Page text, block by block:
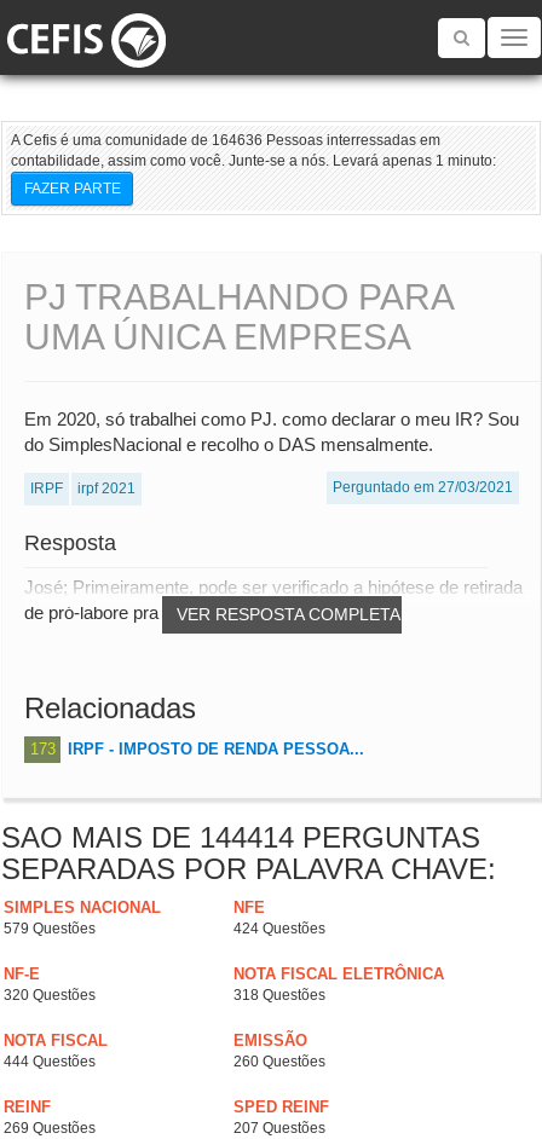
Toggle
A Cefis é uma comunidade de 164636 Pessoas interressadas em
contabilidade, assim como você. Junte-se a nós. Levará apenas 1 minuto:
FAZER PARTE
PJ TRABALHANDO PARA
UMA ÚNICA EMPRESA
Em 2020, só trabalhei como PJ. como declarar o meu IR? Sou
do SimplesNacional e recolho o DAS mensalmente.
IRPF irpf 2021 Perguntado em 27/03/2021
Resposta
VER RESPOSTA COMPLETA
José; Primeiramente, pode ser verificado a hipótese de retirada
de pró-labore pra você e também ve...
Relacionadas
173 IRPF - IMPOSTO DE RENDA PESSOA...
SAO MAIS DE 144414 PERGUNTAS
SEPARADAS POR PALAVRA CHAVE:
SIMPLES NACIONAL
579 Questões
NFE
424 Questões
NF-E
320 Questões
NOTA FISCAL ELETRÔNICA
318 Questões
NOTA FISCAL
444 Questões
EMISSÃO
260 Questões
REINF
269 Questões
SPED REINF
207 Questões